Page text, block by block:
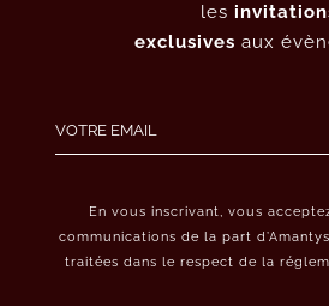
les
exclusives aux
En vous inscrivant, vous
communications de la part
traitées dans le respect de la